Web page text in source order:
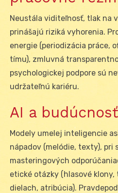
Neustála viditeľnosť, tlak na
prinášajú riziká vyhorenia.
energie (periodizácia práce,
tímu), zmluvná
psychologickej podpore sú
udržateľnú kariéru.
AI a
Modely umelej inteligencie
nápadov (melódie, texty), pri
masteringových
etické otázky (hlasové
dielach, atribúcia).